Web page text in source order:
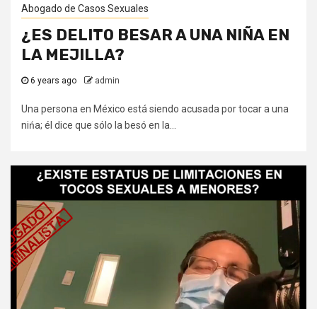
Abogado de Casos Sexuales
¿ES DELITO BESAR A UNA NIÑA EN
LA MEJILLA?
6 years ago admin
Una persona en México está siendo acusada por tocar a una
nińa; él dice que sólo la besó en la...